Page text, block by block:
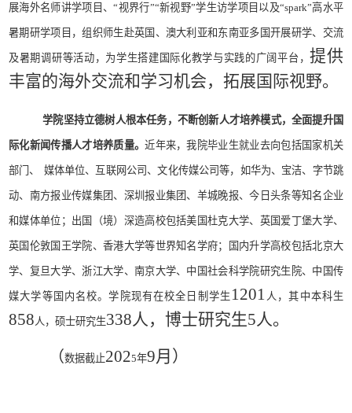
展海外名师讲学项目、“视界行”“新视野”学生访学项目以及“spark”高水平
暑期研学项目，组织师生赴英国、澳大利亚和东南亚多国开展研学、交流
及暑期调研等活动，为学生搭建国际化教学与实践的广阔平台，提供
丰富的海外交流和学习机会，拓展国际视野。
学院坚持立德树人根本任务，不断创新人才培养模式，全面提升国
际化新闻传播人才培养质量。近年来，我院毕业生就业去向包括国家机关
部门、 媒体单位、互联网公司、文化传媒公司等，如华为、宝洁、字节跳
动、南方报业传媒集团、深圳报业集团、羊城晚报、今日头条等知名企业
和媒体单位；出国（境）深造高校包括美国杜克大学、英国爱丁堡大学、
英国伦敦国王学院、香港大学等世界知名学府；国内升学高校包括北京大
学、复旦大学、浙江大学、南京大学、中国社会科学院研究生院、中国传
媒大学等国内名校。学院现有在校全日制学生 1201 人，其中本科生
858 人，硕士研究生338人，博士研究生5人。
（数据截止2025年9月）